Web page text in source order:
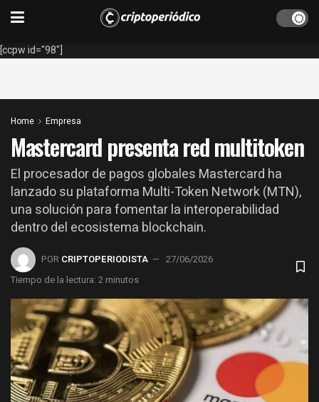
[ccpw id="98"]
Home Empresa
Mastercard presenta red multitoken
El procesador de pagos globales Mastercard ha
lanzado su plataforma Multi-Token Network (MTN),
una solución para fomentar la interoperabilidad
dentro del ecosistema blockchain.
POR CRIPTOPERIODISTA
27/06/2026
Tiempo de la lectura: 2 minutos